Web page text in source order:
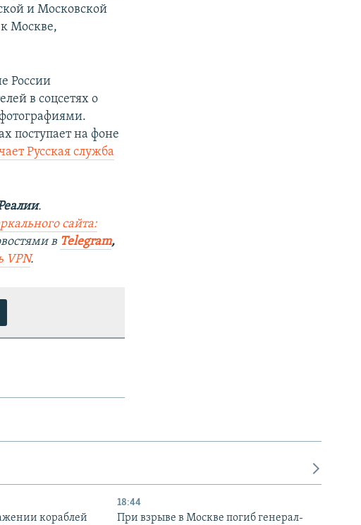
и Московской
Москве,
России
в соцсетях о
поступает на фоне
Русская служба
.
сайта:
в Telegram,
VPN.
кораблей
18:44
При взрыве в Москве погиб генерал-